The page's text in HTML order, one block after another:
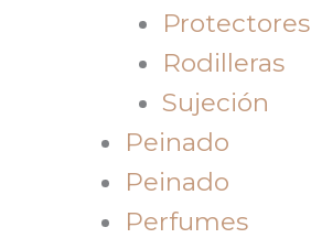
Protectores
Rodilleras
Sujeción
Peinado
Peinado
Perfumes